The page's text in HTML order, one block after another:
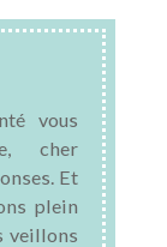
vous
cher
Et
plein
veillons